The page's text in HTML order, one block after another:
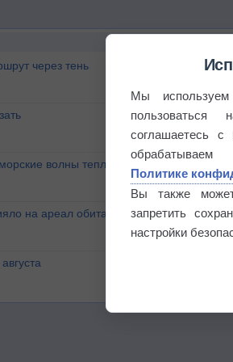
через тень
волны тепла
на ареал обитания бабочек
Мы
соглашаетесь
Политике
Вы также
запретить
настройки